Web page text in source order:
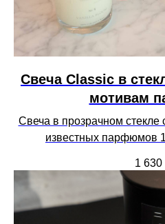
Свеча Сlassic в
мотивам
Свеча в прозрачном
известных парфюмов
1 630